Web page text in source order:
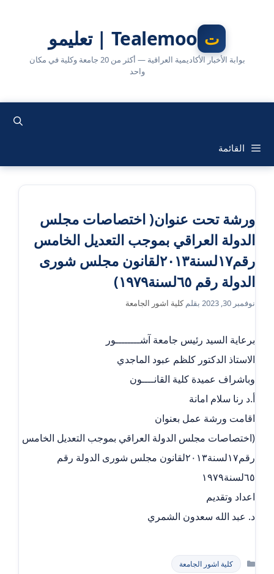
Tealemoo | تعليمو
بوابة الأخبار الأكاديمية العراقية — أكثر من 20 جامعة وكلية في مكان
واحد
القائمة
ورشة تحت عنوان( اختصاصات مجلس
الدولة العراقي بموجب التعديل الخامس
رقم١٧لسنة٢٠١٣لقانون مجلس شورى
الدولة رقم ٦٥لسنة١٩٧٩)
نوفمبر 30, 2023 بقلمكلية اشور الجامعة
‎(اختصاصات مجلس الدولة العراقي بموجب التعديل الخامس
رقم١٧لسنة٢٠١٣لقانون مجلس شورى الدولة رقم
٦٥لسنة١٩٧٩
التصنيفات
كلية اشور الجامعة